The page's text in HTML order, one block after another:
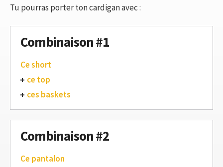
Tu pourras porter ton cardigan avec :
Combinaison #1
Ce short
ce top
ces baskets
Combinaison #2
Ce pantalon